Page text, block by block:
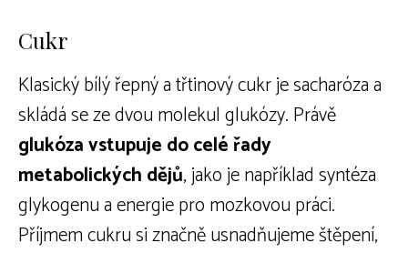
Cukr
Klasický bílý řepný a třtinový cukr je sacharóza a
skládá se ze dvou molekul glukózy. Právě
glukóza vstupuje do celé řady
metabolických dějů, jako je například syntéza
glykogenu a energie pro mozkovou práci.
Příjmem cukru si značně usnadňujeme štěpení,